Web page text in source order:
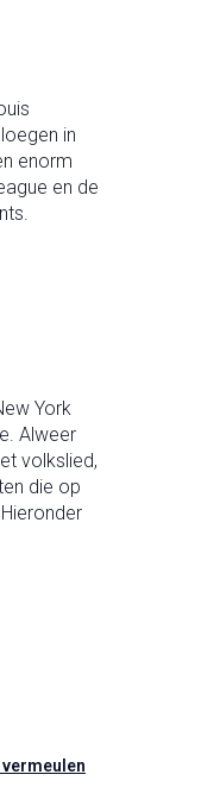
in
enorm
en de
York
Alweer
volkslied,
die op